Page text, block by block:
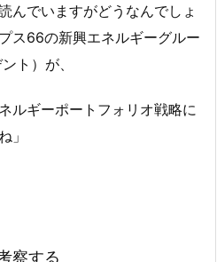
んでいますがどうなんでしょ
ス66の新興エネルギーグルー
ト）が、
ルギーポートフォリオ戦略に
」
察する